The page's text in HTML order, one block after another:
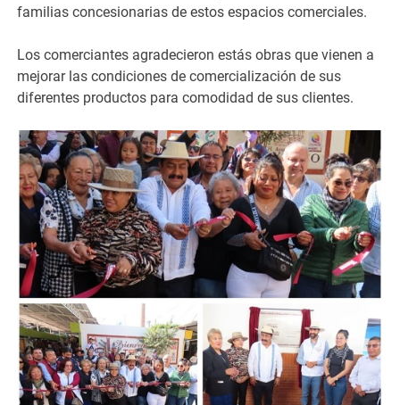
familias concesionarias de estos espacios comerciales.
Los comerciantes agradecieron estás obras que vienen a
mejorar las condiciones de comercialización de sus
diferentes productos para comodidad de sus clientes.